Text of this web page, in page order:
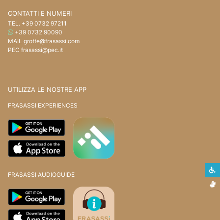
CONTATTI E NUMERI
TEL. +39 0732 97211
WHATSAPP
+39 0732 90090
MAIL grotte@frasassi.com
PEC frasassi@pec.it
UTILIZZA LE NOSTRE APP
FRASASSI EXPERIENCES
FRASASSI AUDIOGUIDE